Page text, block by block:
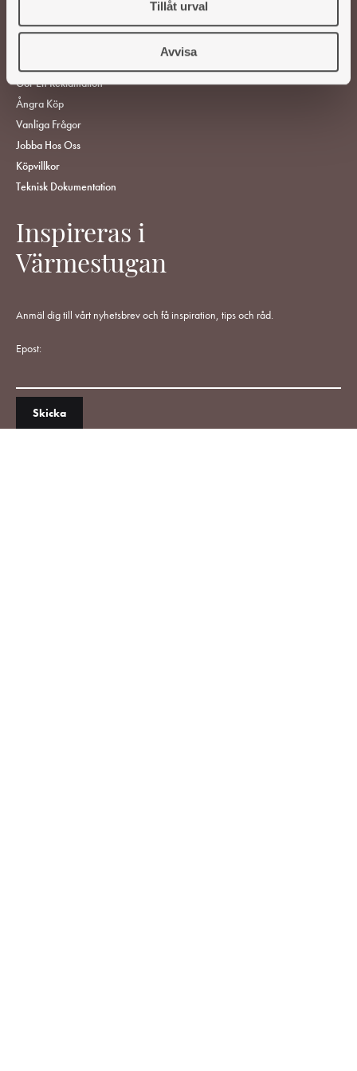
Tillåt urval
Avvisa
Gör En Reklamation
Ångra Köp
Vanliga Frågor
Jobba Hos Oss
Köpvillkor
Teknisk Dokumentation
Inspireras i
Värmestugan
Anmäl dig till vårt nyhetsbrev och få inspiration, tips och råd.
Epost: